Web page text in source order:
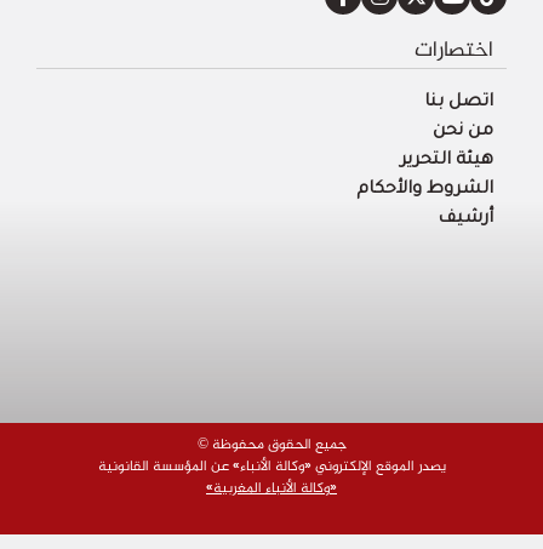
اختصارات
اتصل بنا
من نحن
هيئة التحرير
الشروط والأحكام
أرشيف
© جميع الحقوق محفوظة
يصدر الموقع الإلكتروني «وكالة الأنباء» عن المؤسسة القانونية
«وكالة الأنباء المغربية»